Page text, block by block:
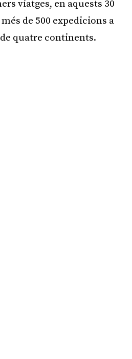
viatges, en aquests 30
de 500 expedicions a
quatre continents.